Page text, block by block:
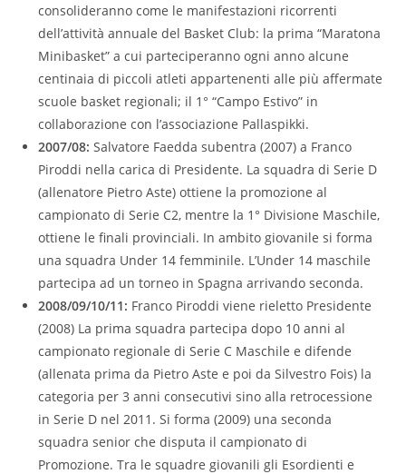
consolideranno come le manifestazioni ricorrenti
dell’attività annuale del Basket Club: la prima “Maratona
Minibasket” a cui parteciperanno ogni anno alcune
centinaia di piccoli atleti appartenenti alle più affermate
scuole basket regionali; il 1° “Campo Estivo” in
collaborazione con l’associazione Pallaspikki.
2007/08: Salvatore Faedda subentra (2007) a Franco
Piroddi nella carica di Presidente. La squadra di Serie D
(allenatore Pietro Aste) ottiene la promozione al
campionato di Serie C2, mentre la 1° Divisione Maschile,
ottiene le finali provinciali. In ambito giovanile si forma
una squadra Under 14 femminile. L’Under 14 maschile
partecipa ad un torneo in Spagna arrivando seconda.
2008/09/10/11: Franco Piroddi viene rieletto Presidente
(2008) La prima squadra partecipa dopo 10 anni al
campionato regionale di Serie C Maschile e difende
(allenata prima da Pietro Aste e poi da Silvestro Fois) la
categoria per 3 anni consecutivi sino alla retrocessione
in Serie D nel 2011. Si forma (2009) una seconda
squadra senior che disputa il campionato di
Promozione. Tra le squadre giovanili gli Esordienti e